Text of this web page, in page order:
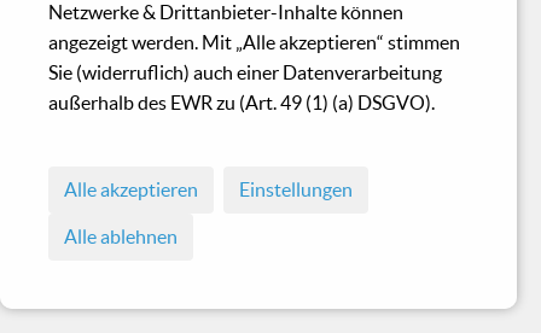
Netzwerke & Drittanbieter-Inhalte können
angezeigt werden. Mit „Alle akzeptieren“ stimmen
Sie (widerruflich) auch einer Datenverarbeitung
außerhalb des EWR zu (Art. 49 (1) (a) DSGVO).
Alle akzeptieren Einstellungen
Alle ablehnen